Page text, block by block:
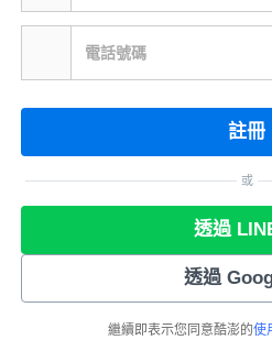
電話號碼
註冊
或
透過
透過
繼續即表示您同意酷澎的使